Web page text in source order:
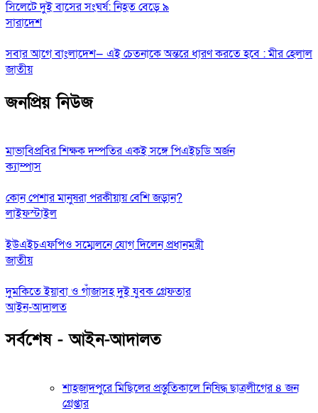
সিলেটে দুই বাসের সংঘর্ষ: নিহত বেড়ে ৯
সারাদেশ
সবার আগে বাংলাদেশ— এই চেতনাকে অন্তরে ধারণ করতে হবে : মীর হেলাল
জাতীয়
জনপ্রিয় নিউজ
মাভাবিপ্রবির শিক্ষক দম্পতির একই সঙ্গে পিএইচডি অর্জন
ক্যাম্পাস
কোন পেশার মানুষরা পরকীয়ায় বেশি জড়ান?
লাইফস্টাইল
ইউএইচএফপিও সম্মেলনে যোগ দিলেন প্রধানমন্ত্রী
জাতীয়
দুমকিতে ইয়াবা ও গাঁজাসহ দুই যুবক গ্রেফতার
আইন-আদালত
সর্বশেষ - আইন-আদালত
শাহজাদপুরে মিছিলের প্রস্তুতিকালে নিষিদ্ধ ছাত্রলীগের ৪ জন
গ্রেপ্তার